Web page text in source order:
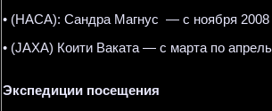
• (НАСА): Сандра Магнус — с ноября 2008
• (JAXA) Коити Ваката — с марта по
Экспедиции посещения